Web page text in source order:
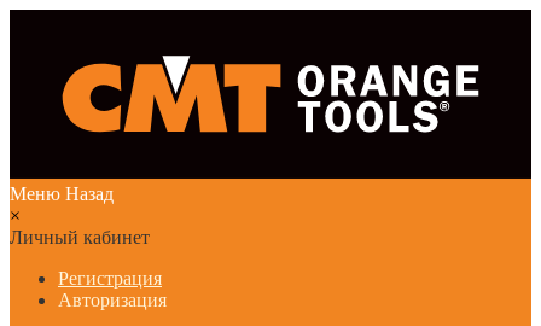
Меню Назад
×
Личный кабинет
Регистрация
Авторизация